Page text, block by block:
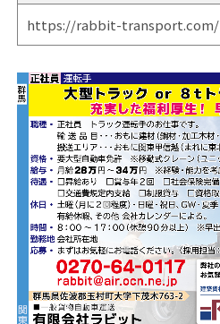
https://rabbit-transport.com/